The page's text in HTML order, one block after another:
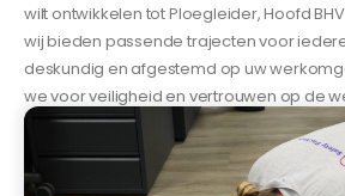
wilt ontwikkelen tot Ploegleider, Hoofd
wij bieden passende trajecten voor
deskundig en afgestemd op uw
we voor veiligheid en vertrouwen op de